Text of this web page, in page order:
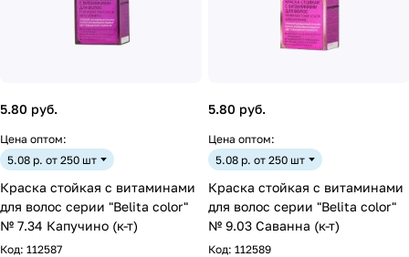
5.80 руб.
Цена оптом:
5.08 р. от 250 шт
Краска стойкая с витаминами
для волос серии "Belita сolor"
№ 7.34 Капучино (к-т)
Код: 112587
5.80 руб.
Цена оптом:
5.08 р. от 250 шт
Краска стойкая с витаминами
для волос серии "Belita сolor"
№ 9.03 Саванна (к-т)
Код: 112589